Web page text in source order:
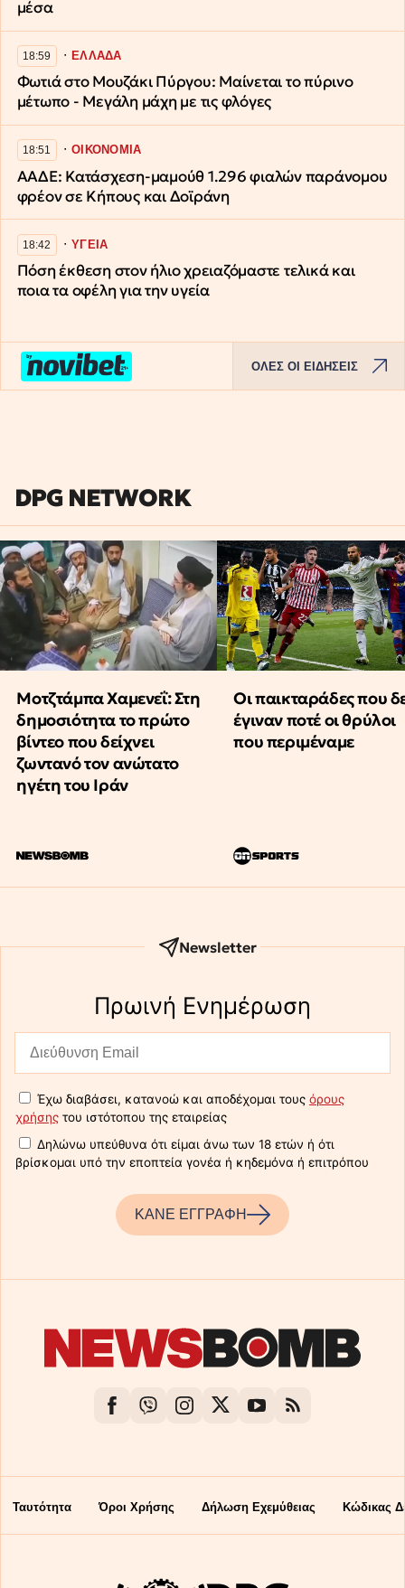
μέσα
18:59 ∙ΕΛΛΑΔΑ
Φωτιά στο Μουζάκι Πύργου: Μαίνεται το πύρινο
μέτωπο - Μεγάλη μάχη με τις φλόγες
18:51 ∙ΟΙΚΟΝΟΜΙΑ
ΑΑΔΕ: Κατάσχεση-μαμούθ 1.296 φιαλών παράνομου
φρέον σε Κήπους και Δοϊράνη
18:42 ∙ΥΓΕΙΑ
Πόση έκθεση στον ήλιο χρειαζόμαστε τελικά και
ποια τα οφέλη για την υγεία
ΟΛΕΣ ΟΙ ΕΙΔΗΣΕΙΣ
DPG NETWORK
Μοτζτάμπα Χαμενεΐ: Στη
δημοσιότητα το πρώτο
βίντεο που δείχνει
ζωντανό τον ανώτατο
ηγέτη του Ιράν
Οι παικταράδες που
έγιναν ποτέ οι θρύλοι
που περιμέναμε
Newsletter
Πρωινή Eνημέρωση
Έχω διαβάσει, κατανοώ και αποδέχομαι τους όρους
χρήσης του ιστότοπου της εταιρείας
Δηλώνω υπεύθυνα ότι είμαι άνω των 18 ετών ή ότι
βρίσκομαι υπό την εποπτεία γονέα ή κηδεμόνα ή επιτρόπου
ΚΑΝΕ ΕΓΓΡΑΦΗ
Ταυτότητα Όροι Χρήσης Δήλωση Εχεμύθειας Κώδικας